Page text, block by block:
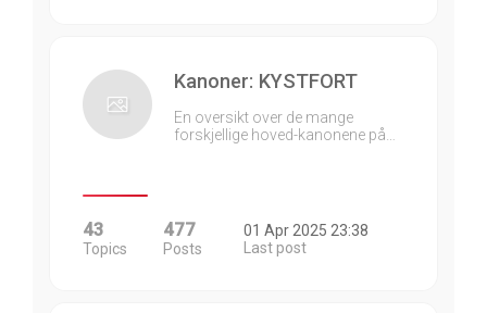
Kanoner: KYSTFORT
En oversikt over de mange
forskjellige hoved-kanonene på…
43
Topics
477
Posts
01 Apr 2025 23:38
Last post